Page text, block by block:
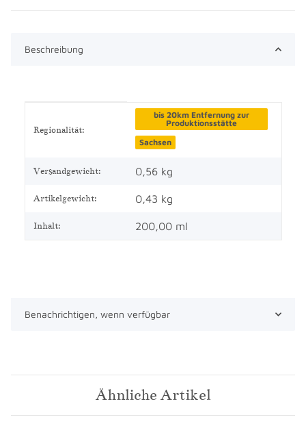
Beschreibung
Regionalität:
bis 20km Entfernung zur
Produktionsstätte
Sachsen
Versandgewicht: 0,56 kg
Artikelgewicht: 0,43 kg
Inhalt: 200,00 ml
Benachrichtigen, wenn verfügbar
Ähnliche Artikel